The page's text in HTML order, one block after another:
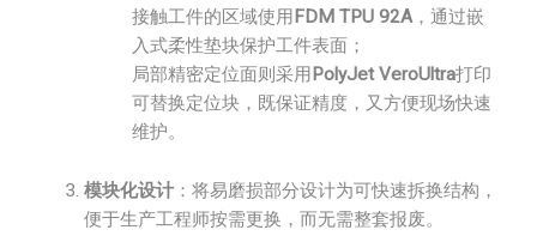
接触工件的区域使用 FDM TPU 92A，通过嵌
入式柔性垫块保护工件表面；
局部精密定位面则采用 PolyJet VeroUltra打印
可替换定位块，既保证精度，又方便现场快速
维护。
模块化设计 ：将易磨损部分设计为可快速拆换结构，
便于生产工程师按需更换，而无需整套报废。